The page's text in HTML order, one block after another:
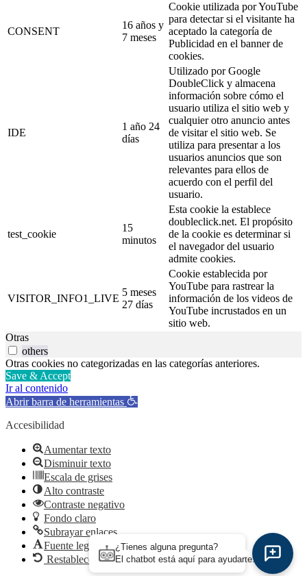
CONSENT
16 años y
7 meses
Cookie utilizada por YouTube
para detectar si el visitante ha
aceptado la categoría de
Publicidad en el banner de
cookies.
IDE
1 año 24
días
Utilizado por Google
DoubleClick y almacena
información sobre cómo el
usuario utiliza el sitio web y
cualquier otro anuncio antes
de visitar el sitio web. Se
utiliza para presentar a los
usuarios anuncios que son
relevantes para ellos de
acuerdo con el perfil del
usuario.
test_cookie
15
minutos
Esta cookie la establece
doubleclick.net. El propósito
de la cookie es determinar si
el navegador del usuario
admite cookies.
VISITOR_INFO1_LIVE
5 meses
27 días
Cookie establecida por
YouTube para rastrear la
información de los videos de
YouTube incrustados en un
sitio web.
Otras
others
Otras cookies no categorizadas en las categorías anteriores.
Save & Accept
Ir al contenido
Abrir barra de herramientas
Accesibilidad
Aumentar texto
Disminuir texto
Escala de grises
Alto contraste
Contraste negativo
Fondo claro
Subrayar enlaces
Fuente legible
Restablecer
¿Tienes alguna pregunta?
El chatbot está aquí para ayudarte.